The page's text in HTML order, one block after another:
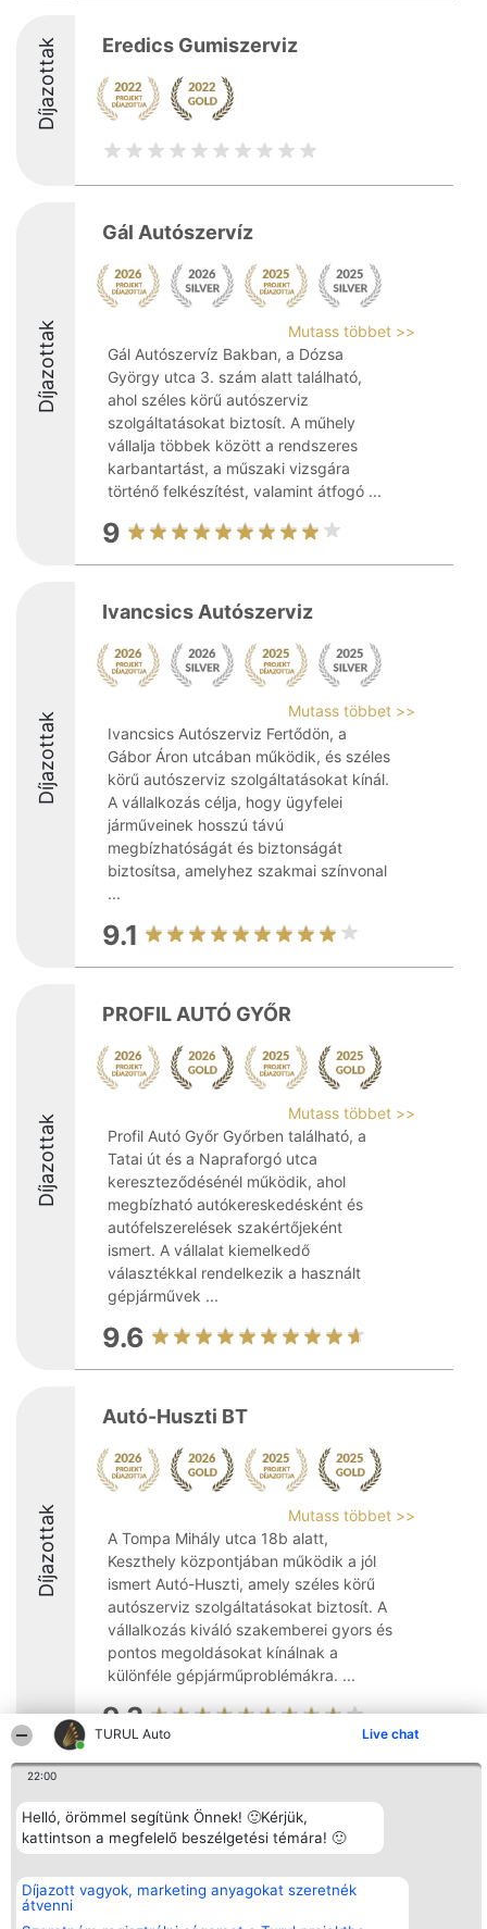
TURUL Auto Live chat
22:00
Helló, örömmel segítünk Önnek! 🙂Kérjük,
kattintson a megfelelő beszélgetési témára! 🙂
Díjazott vagyok, marketing anyagokat szeretnék
átvenni
Díjazottak Eredics Gumiszerviz
Díjazottak
Gál Autószervíz
Mutass többet >>
Gál Autószervíz Bakban, a Dózsa
György utca 3. szám alatt található,
ahol széles körű autószerviz
szolgáltatásokat biztosít. A műhely
vállalja többek között a rendszeres
karbantartást, a műszaki vizsgára
történő felkészítést, valamint átfogó ...
9
Díjazottak
Ivancsics Autószerviz
Mutass többet >>
Ivancsics Autószerviz Fertődön, a
Gábor Áron utcában működik, és széles
körű autószerviz szolgáltatásokat kínál.
A vállalkozás célja, hogy ügyfelei
járműveinek hosszú távú
megbízhatóságát és biztonságát
biztosítsa, amelyhez szakmai színvonal
...
9.1
Díjazottak
PROFIL AUTÓ GYŐR
Mutass többet >>
Profil Autó Győr Győrben található, a
Tatai út és a Napraforgó utca
kereszteződésénél működik, ahol
megbízható autókereskedésként és
autófelszerelések szakértőjeként
ismert. A vállalat kiemelkedő
választékkal rendelkezik a használt
gépjárművek ...
9.6
Díjazottak
Autó-Huszti BT
Mutass többet >>
A Tompa Mihály utca 18b alatt,
Keszthely központjában működik a jól
ismert Autó-Huszti, amely széles körű
autószerviz szolgáltatásokat biztosít. A
vállalkozás kiváló szakemberei gyors és
pontos megoldásokat kínálnak a
különféle gépjárműproblémákra. ...
9.3
SC Beautiful Company S.R.L.
Bulevardul Aleea Timișul De
Sus Nr. 2, Bl. A30, Sc. A, Et.
4, Ap. 13
Adószám 36737675
tel: +363 033 425 71
Nyertesek
Az összes
díjazottak
listája
Státusz
Elérhetőség